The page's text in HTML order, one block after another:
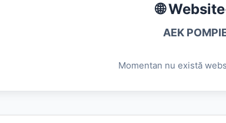
🌐
AEK
Momentan nu există